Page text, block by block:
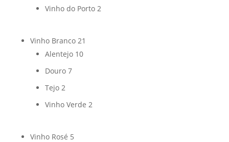
Vinho do Porto 2
Vinho Branco 21
Alentejo 10
Douro 7
Tejo 2
Vinho Verde 2
Vinho Rosé 5